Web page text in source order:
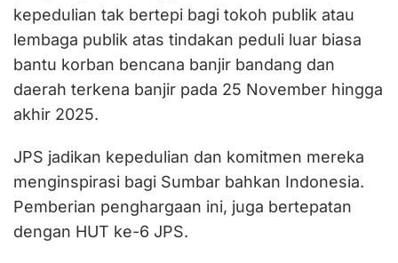
kepedulian tak bertepi bagi tokoh publik atau
lembaga publik atas tindakan peduli luar biasa
bantu korban bencana banjir bandang dan
daerah terkena banjir pada 25 November hingga
akhir 2025.
JPS jadikan kepedulian dan komitmen mereka
menginspirasi bagi Sumbar bahkan Indonesia.
Pemberian penghargaan ini, juga bertepatan
dengan HUT ke-6 JPS.